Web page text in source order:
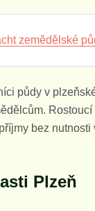
zemědělské
půdy v
bez nutnosti
Plzeň